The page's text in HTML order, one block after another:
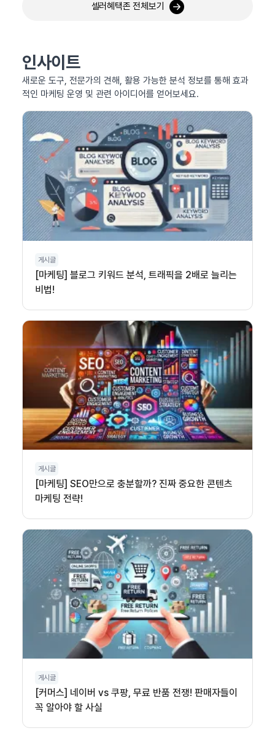
셀러혜택존 전체보기
인사이트
새로운 도구, 전문가의 견해, 활용 가능한 분석 정보를 통해 효과
적인 마케팅 운영 및 관련 아이디어를 얻어보세요.
게시글
[마케팅] 블로그 키워드 분석, 트래픽을 2배로 늘리는
비법!
게시글
[마케팅] SEO만으로 충분할까? 진짜 중요한 콘텐츠
마케팅 전략!
게시글
[커머스] 네이버 vs 쿠팡, 무료 반품 전쟁! 판매자들이
꼭 알아야 할 사실